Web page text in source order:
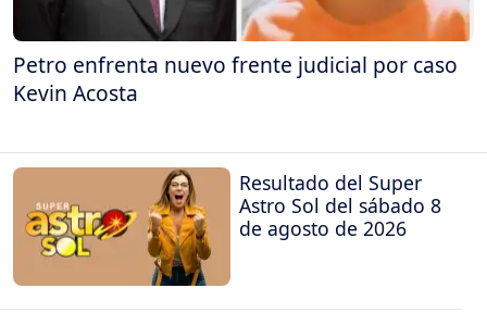
Petro enfrenta nuevo frente judicial por caso
Kevin Acosta
Resultado del Super
Astro Sol del sábado 8
de agosto de 2026